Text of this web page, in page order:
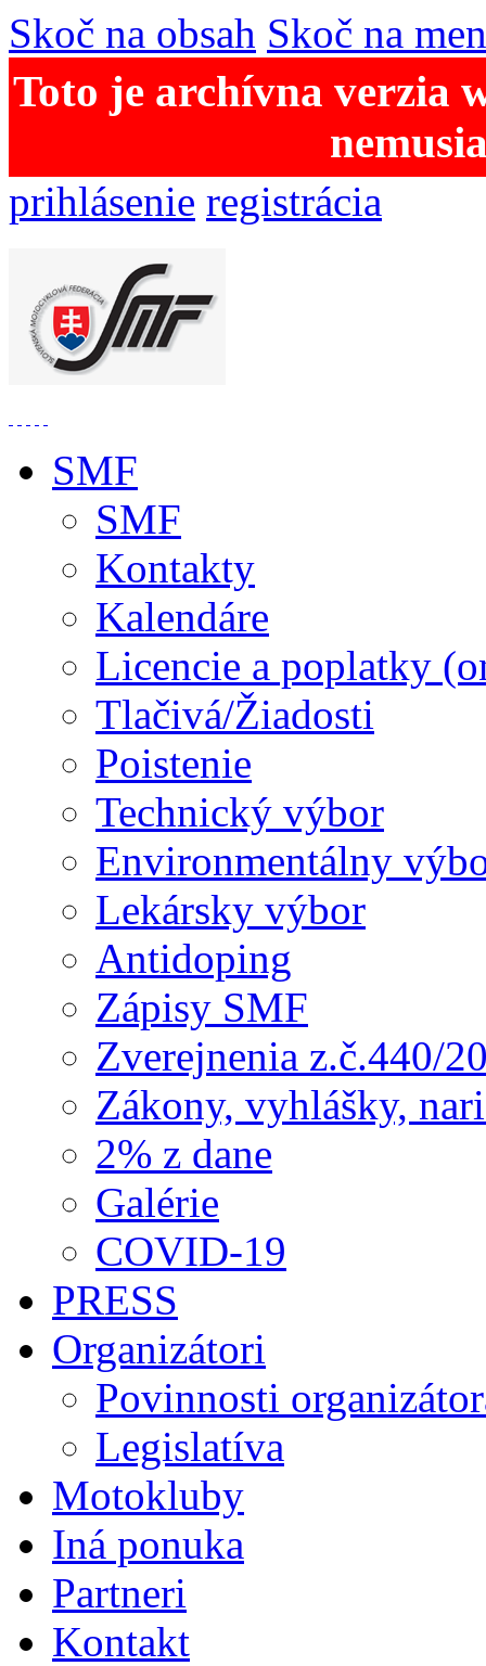
Skoč na obsah Skoč na
Toto je archívna verzia
prihlásenie registrácia
SMF
SMF
Kontakty
Kalendáre
Licencie a poplatky
Tlačivá/Žiadosti
Poistenie
Technický výbor
Environmentálny
Lekársky výbor
Antidoping
Zápisy SMF
Zverejnenia z.č.440/
Zákony, vyhlášky,
2% z dane
Galérie
COVID-19
PRESS
Organizátori
Povinnosti
Legislatíva
Motokluby
Iná ponuka
Partneri
Kontakt